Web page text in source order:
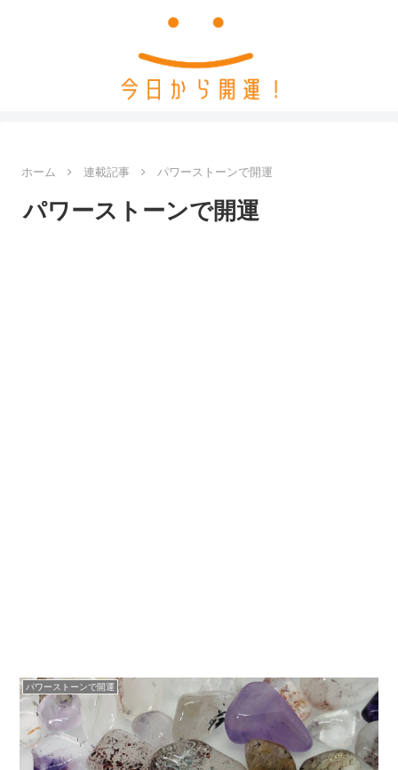
ホーム 連載記事 パワーストーンで開運
パワーストーンで開運
パワーストーンで開運